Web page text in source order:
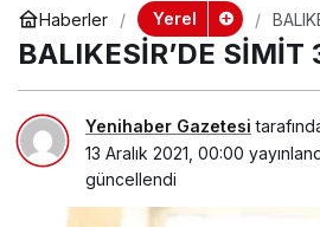
Haberler Yerel
OLDU
BALIKESİR’DE SİMİT
Yenihaber Gazetesi
13 Aralık 2021, 00:00
güncellendi